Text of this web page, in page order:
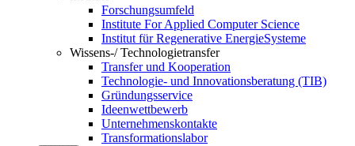
Forschungsumfeld
Institute For Applied Computer Science
Institut für Regenerative EnergieSysteme
Wissens-/ Technologietransfer
Transfer und Kooperation
Technologie- und Innovationsberatung (TIB)
Gründungsservice
Ideenwettbewerb
Unternehmenskontakte
Transformationslabor